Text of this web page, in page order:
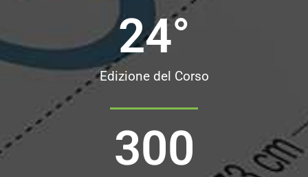
Edizione del Corso
24°
300